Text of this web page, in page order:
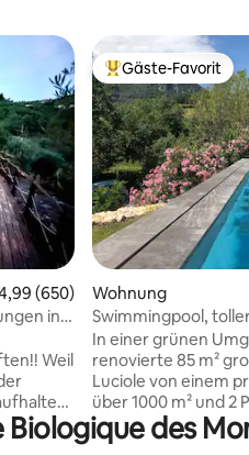
Bewertungen
Bewertung: 4,99
(650)
in
Weil
Beliebter Gäste-
Gäste-Favorit
Wohnung
Swimmingpool,
große Wohnung
In einer grünen
renovierte 85 m²
Luciole von einem
über 1000 m² und 2
geschlossenen
Ruhe und den Blick
des